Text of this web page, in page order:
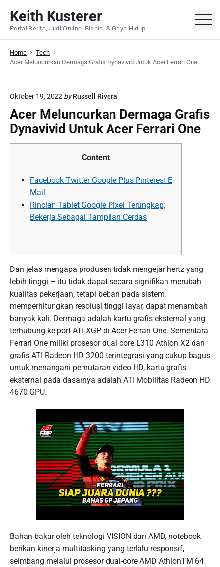
p
Keith Kusterer
Portal Berita, Judi Online, Bisnis, & Gaya Hidup
Home
Tech
Acer Meluncurkan Dermaga Grafis Dynavivid Untuk Acer Ferrari One
Oktober 19, 2022 by Russell Rivera
Acer Meluncurkan Dermaga Grafis
Dynavivid Untuk Acer Ferrari One
Content
Facebook Twitter Google Plus Pinterest E
Mail
Rincian Tablet Google Pixel Terungkap;
Bekerja Sebagai Tampilan Cerdas
Dan jelas mengapa produsen tidak mengejar hertz yang
lebih tinggi – itu tidak dapat secara signifikan merubah
kualitas pekerjaan, tetapi beban pada sistem,
memperhitungkan resolusi tinggi layar, dapat menambah
banyak kali. Dermaga adalah kartu grafis eksternal yang
terhubung ke port ATI XGP di Acer Ferrari One. Sementara
Ferrari One miliki prosesor dual core L310 Athlon X2 dan
grafis ATI Radeon HD 3200 terintegrasi yang cukup bagus
untuk menangani pemutaran video HD, kartu grafis
eksternal pada dasarnya adalah ATI Mobilitas Radeon HD
4670 GPU.
Bahan bakar oleh teknologi VISION dari AMD, notebook
berikan kinerja multitasking yang terlalu responsif,
seimbang melalui prosesor dual-core AMD AthlonTM 64